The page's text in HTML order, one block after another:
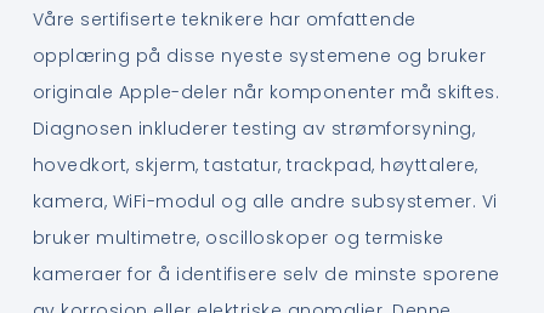
Våre sertifiserte teknikere har omfattende
opplæring på disse nyeste systemene og bruker
originale Apple-deler når komponenter må skiftes.
Diagnosen inkluderer testing av strømforsyning,
hovedkort, skjerm, tastatur, trackpad, høyttalere,
kamera, WiFi-modul og alle andre subsystemer. Vi
bruker multimetre, oscilloskoper og termiske
kameraer for å identifisere selv de minste sporene